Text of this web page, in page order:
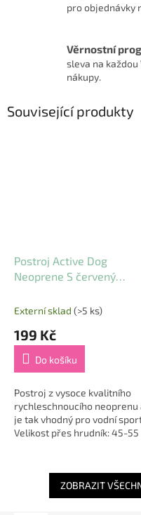
pro objednávky
Věrnostní
sleva na
nákupy.
Související produkty
Postroj Active Dog
Neoprene S červený
Externí sklad (>5 ks)
199 Kč
Do košíku
Postroj z vysoce kvalitního
rychleschnoucího neoprenu
je tak vhodný pro vodní
Velikost přes hrudník: 45-55
ZOBRAZIT